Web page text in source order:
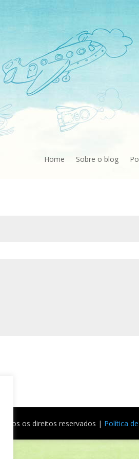
Home Sobre o blog
os direitos reservados | Política